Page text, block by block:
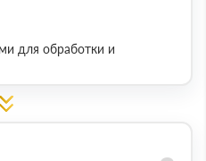
для обработки и